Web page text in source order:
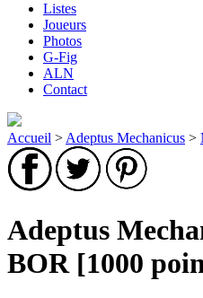
Listes
Joueurs
Photos
G-Fig
ALN
Contact
Accueil > Adeptus Mechanicus >
Adeptus
BOR [1000